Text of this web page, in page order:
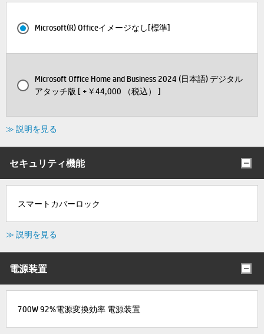
Microsoft(R) Officeイメージなし[標準]
Microsoft Office Home and Business 2024 (日本語) デジタル
アタッチ版 [ +￥44,000 （税込） ]
≫ 説明を見る
セキュリティ機能
スマートカバーロック
≫ 説明を見る
電源装置
700W 92%電源変換効率 電源装置